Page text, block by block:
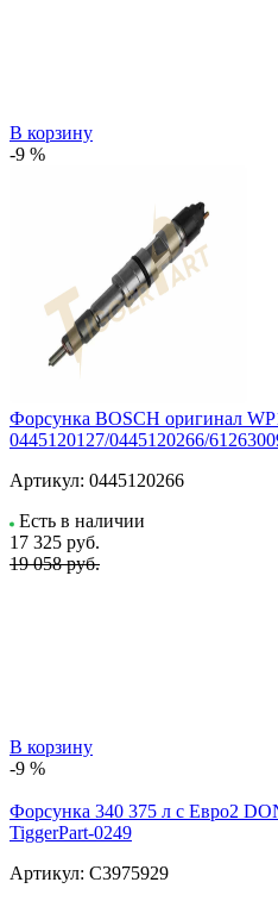
В корзину
-9 %
Форсунка BOSCH оригинал
0445120127/0445120266/
Артикул: 0445120266
Есть в наличии
17 325 руб.
19 058 руб.
В корзину
-9 %
Форсунка 340 375 л с Евро2
TiggerPart-0249
Артикул: С3975929